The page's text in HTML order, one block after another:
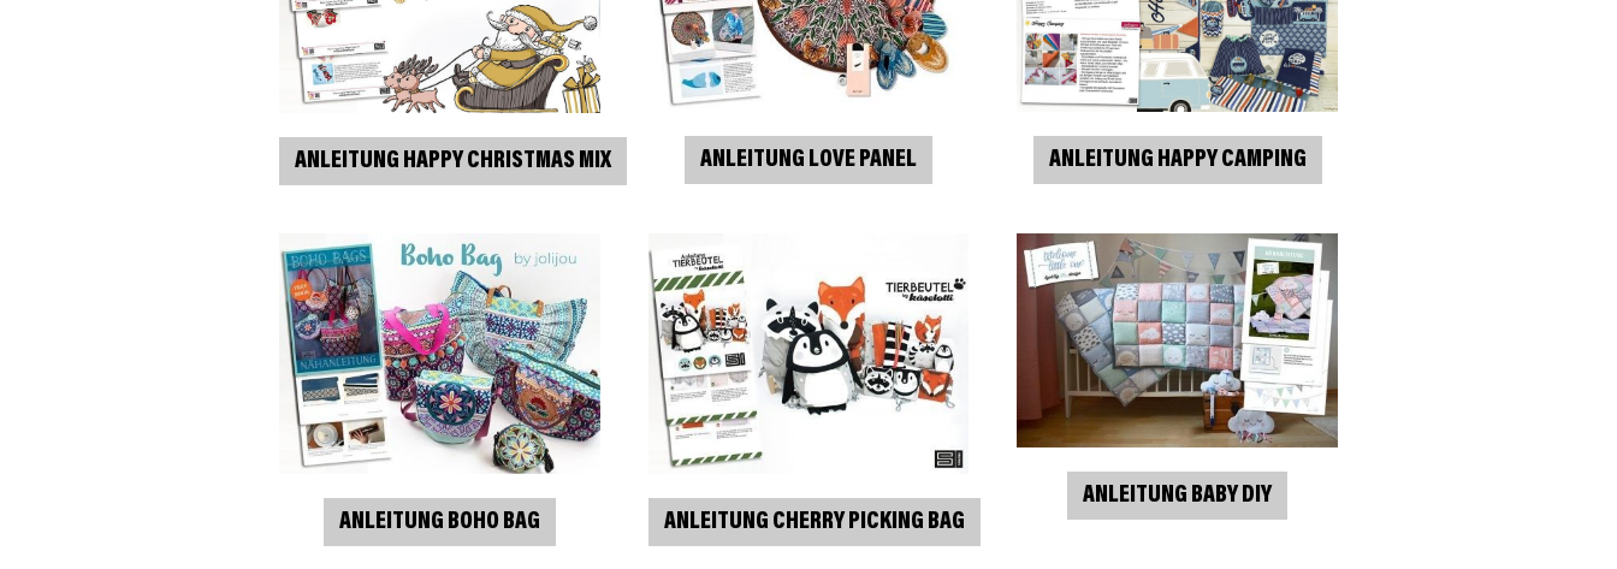
ANLEITUNG HAPPY CHRISTMAS MIX ANLEITUNG LOVE PANEL ANLEITUNG HAPPY CAMPING
ANLEITUNG BOHO BAG ANLEITUNG CHERRY PICKING BAG
ANLEITUNG BABY DIY